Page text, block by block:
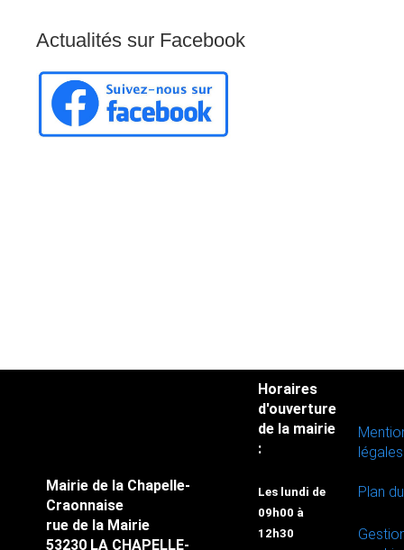
Actualités sur Facebook
Mairie de la Chapelle-
Craonnaise
rue de la Mairie
53230 LA CHAPELLE-
Horaires
d'ouverture
de la mairie
:
Les lundi de
09h00 à
12h30
légales
Plan